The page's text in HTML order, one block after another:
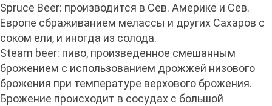
Spruce Beer: производится в Сев. Америке и Сев.
Европе сбраживанием мелассы и других Сахаров с
соком ели, и иногда из солода.
Steam beer: пиво, произведенное смешанным
брожением с использованием дрожжей низового
брожения при температуре верхового брожения.
Брожение происходит в сосудах с большой